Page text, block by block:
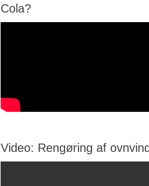
Cola?
Video: Rengøring af